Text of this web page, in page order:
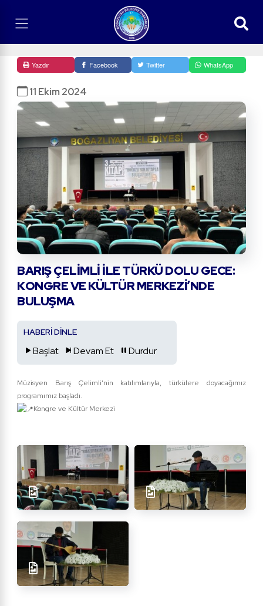
Yazdır Facebook Twitter WhatsApp
11 Ekim 2024
BARIŞ ÇELIMLI ILE TÜRKÜ DOLU GECE:
KONGRE VE KÜLTÜR MERKEZI’NDE
BULUŞMA
HABERİ DİNLE
Başlat Devam Et Durdur
Müzisyen Barış Çelimli'nin katılımlarıyla, türkülere doyacağımız
programımız başladı.
Kongre ve Kültür Merkezi